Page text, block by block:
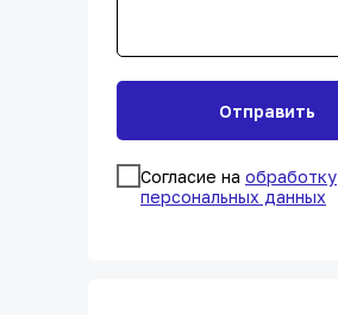
Согласие на обработку
персональных данных
Отправить